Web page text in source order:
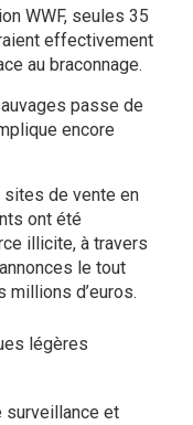
WWF, seules 35
effectivement
au braconnage.
passe de
encore
sites de vente en
ont été
illicite, à travers
le tout
millions d’euros.
légères
surveillance et